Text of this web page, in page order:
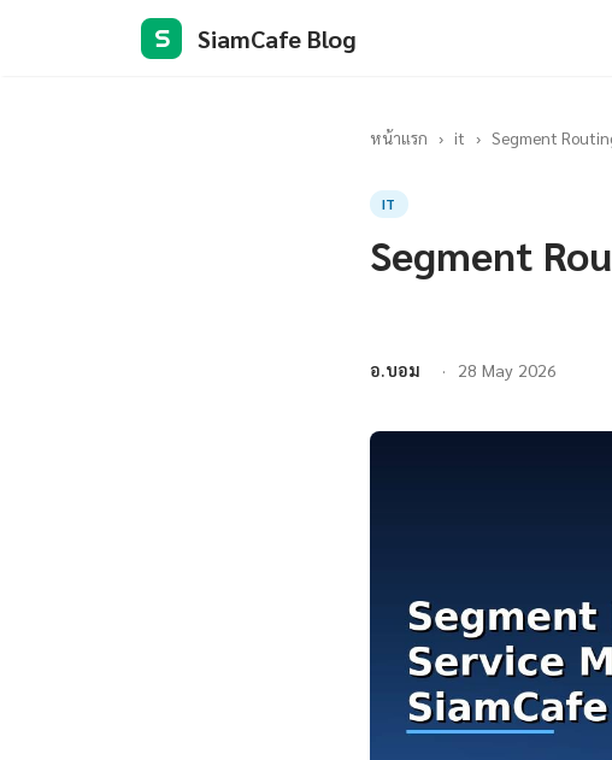
S SiamCafe Blog
หน้าแรก › it › Segment
IT
Segment
อ.บอม 28 May 2026